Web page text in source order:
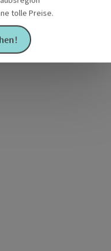
tolle Preise.